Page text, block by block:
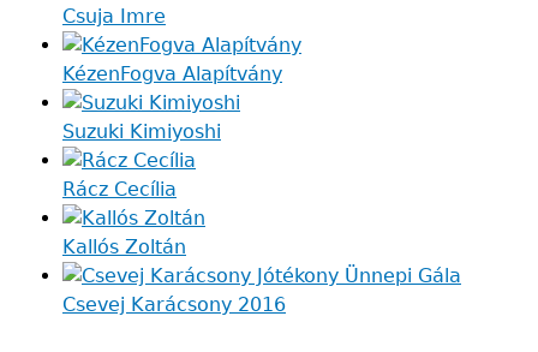
Csuja Imre
KézenFogva Alapítvány
Suzuki Kimiyoshi
Rácz Cecília
Kallós Zoltán
Csevej Karácsony 2016